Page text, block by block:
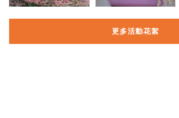
更多活動花絮